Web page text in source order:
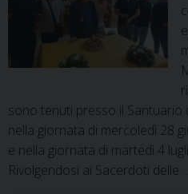
sono tenuti presso il Santuario
nella giornata di mercoledì 28
e nella giornata di martedì 4
Rivolgendosi ai Sacerdoti delle